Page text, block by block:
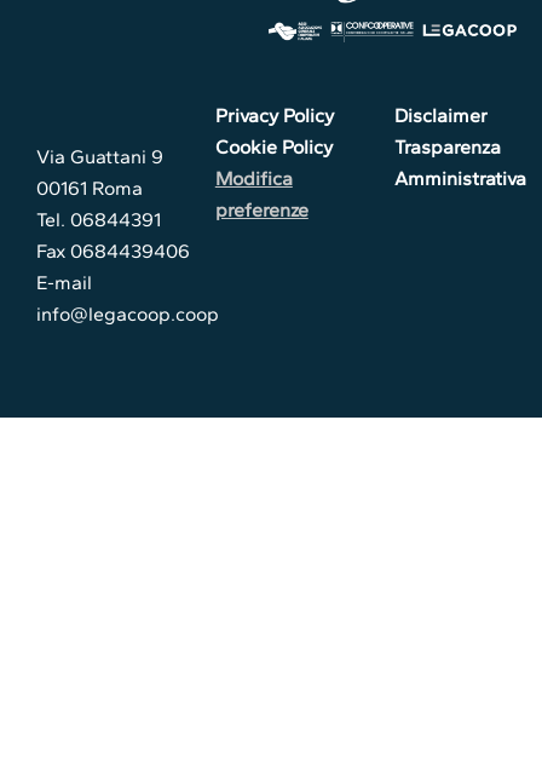
Via Guattani 9
00161 Roma
Tel. 06844391
Fax 0684439406
E-mail
info@legacoop.coop
Privacy Policy
Cookie Policy
Modifica
preferenze
Disclaimer
Trasparenza
Amministrativa